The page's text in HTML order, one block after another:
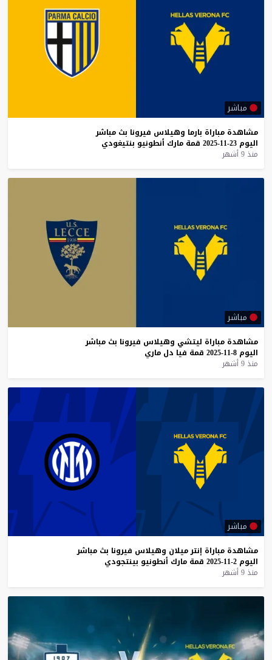
مباشر
مشاهدة مباراة بارما وهيلاس فيرونا بث مباشر
اليوم 23-11-2025 قمة مارك أنطونيو بنتيغودي
منذ 9 أشهر
مباشر
مشاهدة مباراة ليتشي وهيلاس فيرونا بث مباشر
اليوم 8-11-2025 قمة فيا دل ماري
منذ 9 أشهر
مباشر
مشاهدة مباراة إنترميلان وهيلاس فيرونا بث مباشر
اليوم 2-11-2025 قمة مارك أنطونيو بينتجودي
منذ 9 أشهر